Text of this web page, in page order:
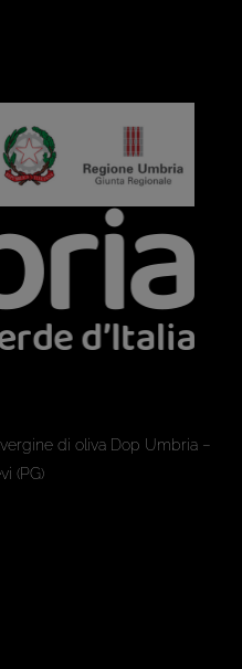
di oliva Dop Umbria –
(PG)